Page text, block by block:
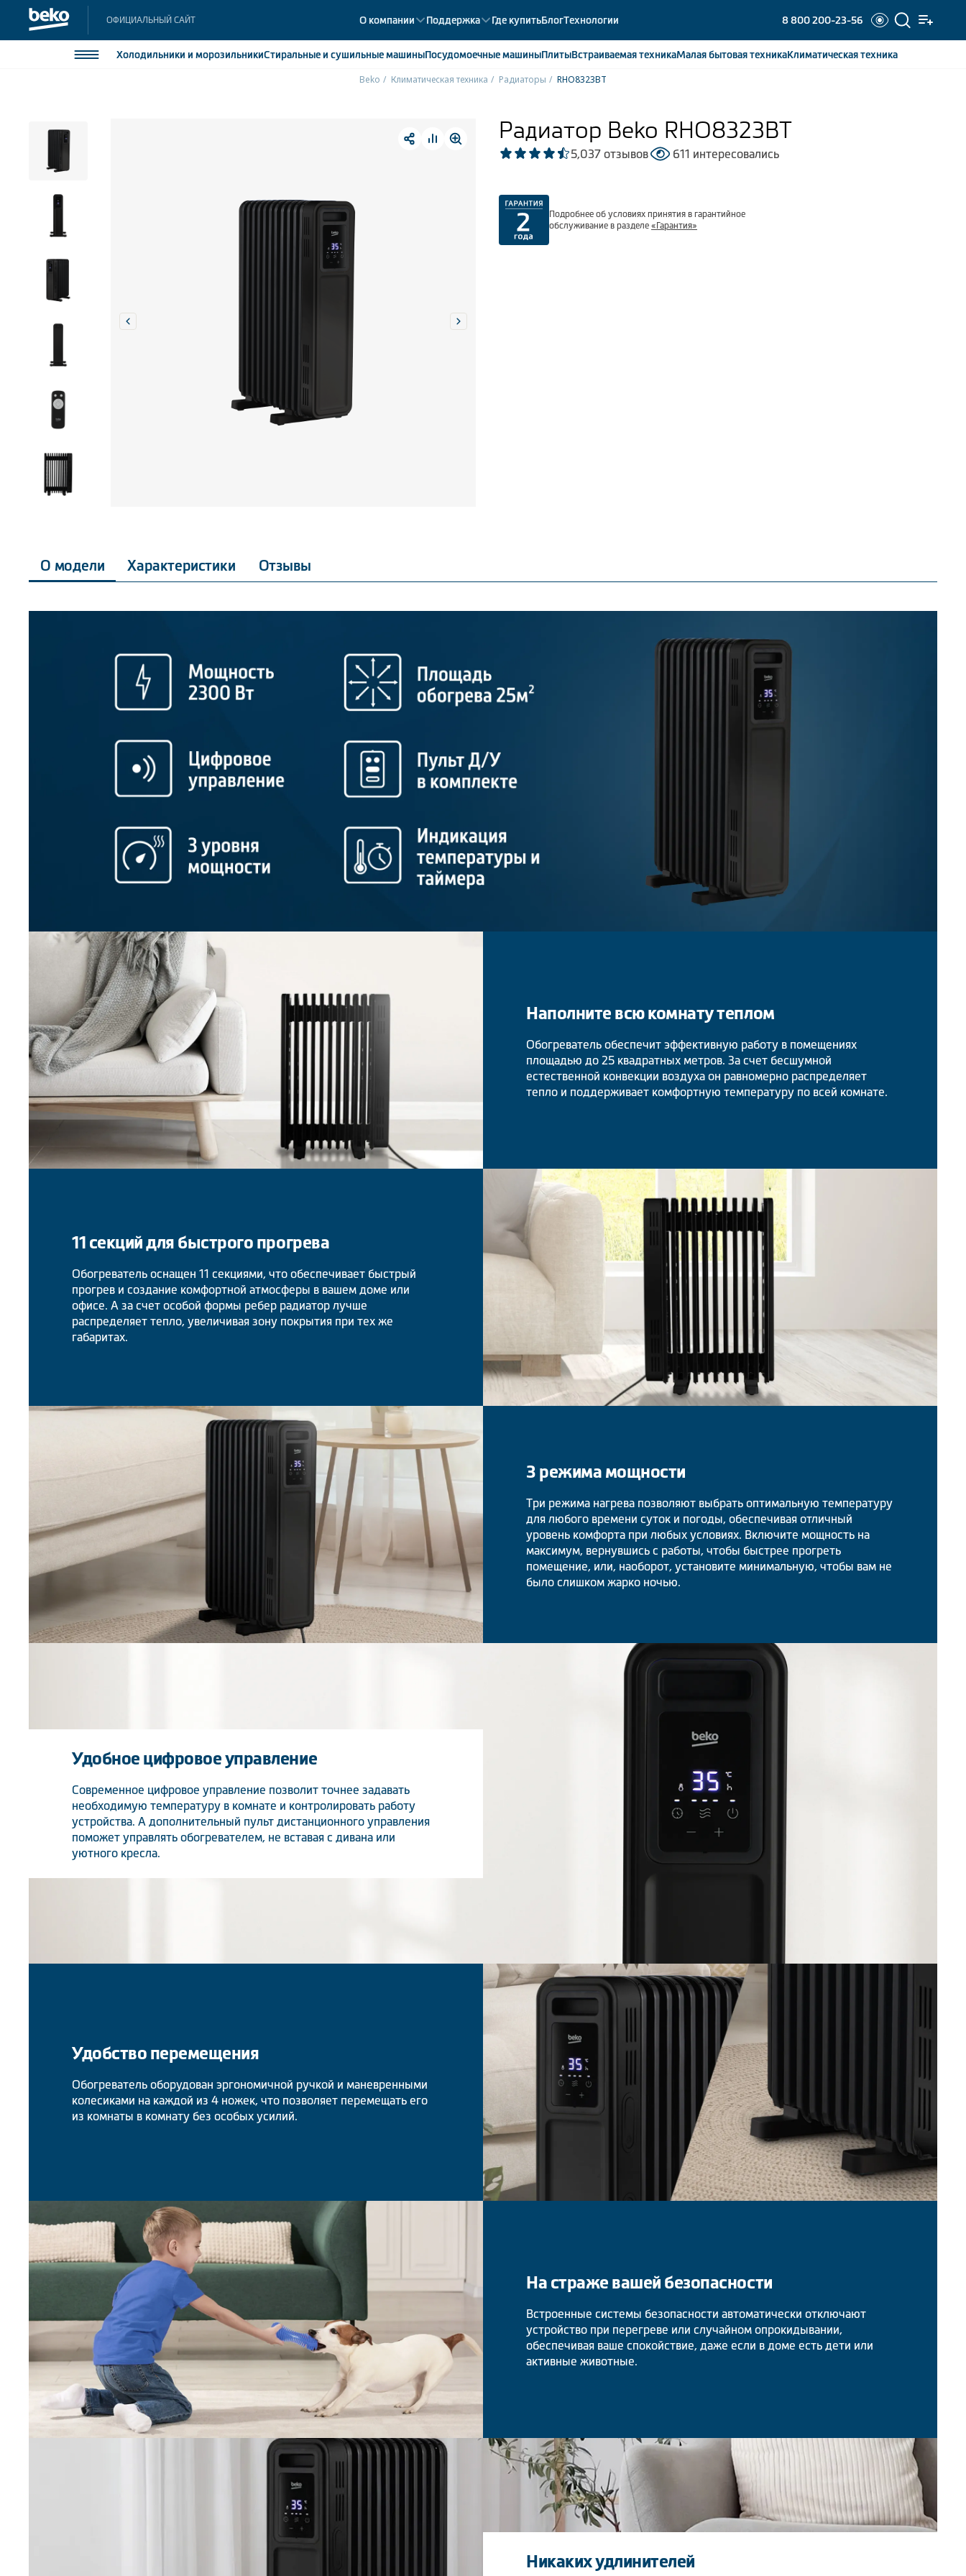
ОФИЦИАЛЬНЫЙ САЙТ О компании Поддержка Где купитьБлогТехнологии 8 800 200-23-56
Холодильники и морозильникиСтиральные и сушильные машиныПосудомоечныемашиныПлитыВстраиваемаятехникаМалая бытоваятехникаКлиматическаятехника
Стиральные и сушильные машины
Малая бытовая техника
Климатическая техника
Beko Климатическая техника Радиаторы RHO8323BT
Радиатор Beko RHO8323BT
5,037 отзывов 611 интересовались
Подробнее об условиях принятия в гарантийное
обслуживание в разделе «Гарантия»
О модели Характеристики Отзывы
Наполните всю комнату теплом
Обогреватель обеспечит эффективную работу в помещениях
площадью до 25 квадратных метров. За счет бесшумной
естественной конвекции воздуха он равномерно распределяет
тепло и поддерживает комфортную температуру по всей комнате.
11 секций для быстрого прогрева
Обогреватель оснащен 11 секциями, что обеспечивает быстрый
прогрев и создание комфортной атмосферы в вашем доме или
офисе. А за счет особой формы ребер радиатор лучше
распределяет тепло, увеличивая зону покрытия при тех же
габаритах.
3 режима мощности
Три режима нагрева позволяют выбрать оптимальную температуру
для любого времени суток и погоды, обеспечивая отличный
уровень комфорта при любых условиях. Включите мощность на
максимум, вернувшись с работы, чтобы быстрее прогреть
помещение, или, наоборот, установите минимальную, чтобы вам не
было слишком жарко ночью.
Удобное цифровое управление
Современное цифровое управление позволит точнее задавать
необходимую температуру в комнате и контролировать работу
устройства. А дополнительный пульт дистанционного управления
поможет управлять обогревателем, не вставая с дивана или
уютного кресла.
Удобство перемещения
Обогреватель оборудован эргономичной ручкой и маневренными
колесиками на каждой из 4 ножек, что позволяет перемещать его
из комнаты в комнату без особых усилий.
На страже вашей безопасности
Встроенные системы безопасности автоматически отключают
устройство при перегреве или случайном опрокидывании,
обеспечивая ваше спокойствие, даже если в доме есть дети или
активные животные.
Никаких удлинителей